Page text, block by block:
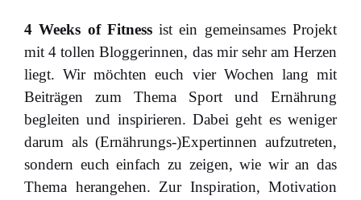
4 Weeks of Fitnessist ein gemeinsames Projekt
mit 4 tollen Bloggerinnen, das mir sehr am Herzen
liegt. Wir möchten euch vier Wochen lang mit
Beiträgen zum Thema Sport und Ernährung
begleiten und inspirieren. Dabei geht es weniger
darum als (Ernährungs-)Expertinnen aufzutreten,
sondern euch einfach zu zeigen, wie wir an das
Thema herangehen. Zur Inspiration, Motivation